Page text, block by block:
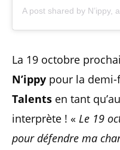
La 19 octobre
N’ippy pour la
Talents en tant
interprète ! « Le 19
pour défendre ma